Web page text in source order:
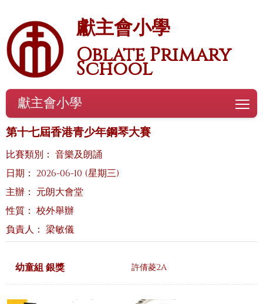
獻主會小學
Oblate Primary
School
獻主會小學
第十七屆香港青少年鋼琴大賽
比賽類別： 音樂及朗誦
日期： 2026-06-10 (星期三)
主辦： 元朗大會堂
性質： 校外舉辦
負責人： 梁敏儀
幼童組 銀獎 許倩菱2A